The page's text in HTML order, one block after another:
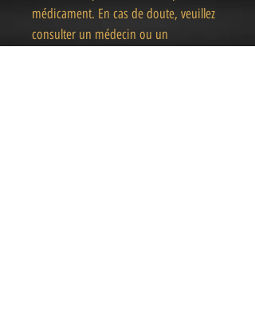
médicament. En cas de doute, veuillez
consulter un médecin ou un